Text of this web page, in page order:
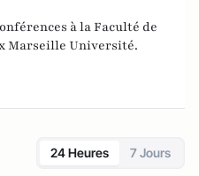
à la Faculté de
Marseille Université.
24 Heures 7 Jours